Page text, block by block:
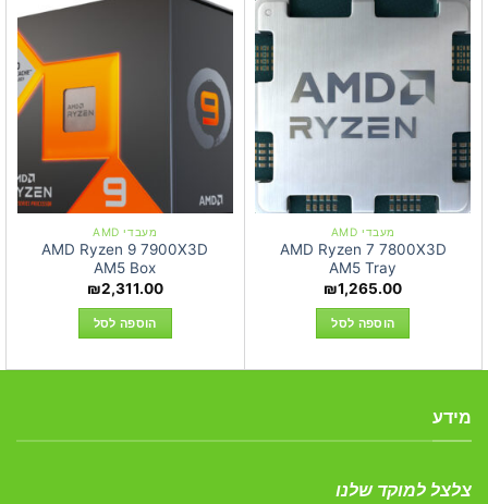
מעבדי AMD
AMD Ryzen 7 7800X3D
AM5 Tray
₪1,265.00
הוספה לסל
מעבדי AMD
AMD Ryzen 9 7900X3D
AM5 Box
₪2,311.00
הוספה לסל
מידע
צלצל למוקד שלנו